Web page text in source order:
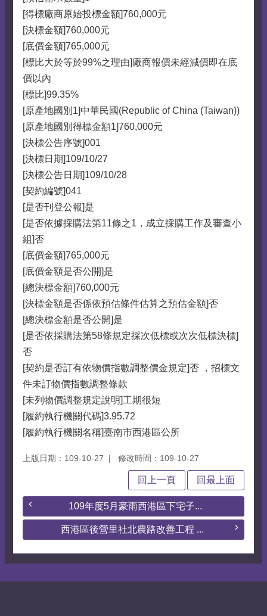
[得標廠商原始投標金額]760,000元
[決標金額]760,000元
[底價金額]765,000元
[標比大於等於99%之理由]廠商報價未經減價即在底
價以內
[標比]99.35%
[原產地國別1]中華民國(Republic of China (Taiwan))
[原產地國別得標金額1]760,000元
[決標公告序號]001
[決標日期]109/10/27
[決標公告日期]109/10/28
[契約編號]041
[是否刊登公報]是
[是否依據採購法第11條之1，成立採購工作及審查小
組]否
[底價金額]765,000元
[底價金額是否公開]是
[總決標金額]760,000元
[決標金額是否係依預估條件估算之預估金額]否
[總決標金額是否公開]是
[是否依採購法第58條規定採次低標或次次低標決標]
否
[契約是否訂有依物價指數調整價金規定]否 ，招標文
件未訂物價指數調整條款
[未列物價調整規定說明]工期很短
[履約執行機關代碼]3.95.72
[履約執行機關名稱]臺南市西港區公所
上版日期：109-10-27 修改時間：109-10-27
回上一頁 回最上面
109年度5月豪雨西港區下宅子...
西港區後營里社北農路改善工程 ...